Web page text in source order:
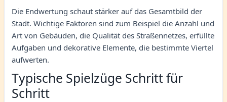
Die Endwertung schaut stärker auf das Gesamtbild der
Stadt. Wichtige Faktoren sind zum Beispiel die Anzahl und
Art von Gebäuden, die Qualität des Straßennetzes, erfüllte
Aufgaben und dekorative Elemente, die bestimmte Viertel
aufwerten.
Typische Spielzüge Schritt für
Schritt